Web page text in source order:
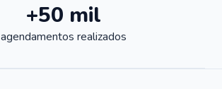
+50 mil
agendamentos realizados